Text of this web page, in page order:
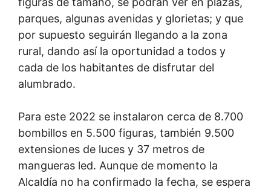
parques, algunas avenidas y glorietas; y que
por supuesto seguirán llegando a la zona
rural, dando así la oportunidad a todos y
cada de los habitantes de disfrutar del
alumbrado.
Para este 2022 se instalaron cerca de 8.700
bombillos en 5.500 figuras, también 9.500
extensiones de luces y 37 metros de
mangueras led. Aunque de momento la
Alcaldía no ha confirmado la fecha, se espera